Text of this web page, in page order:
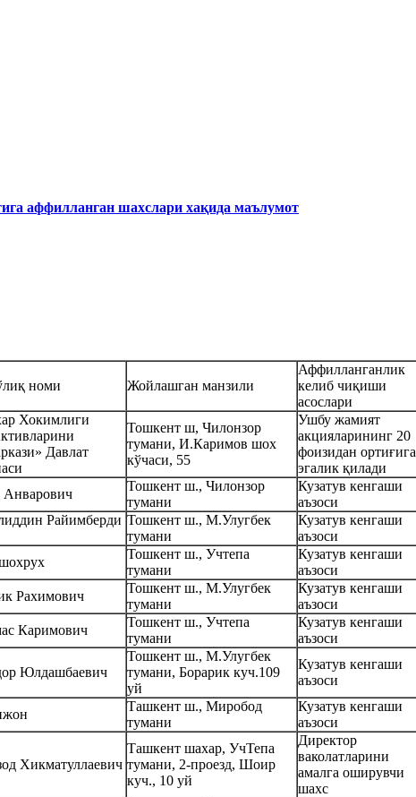
аффилланган шахслари хақида маълумот
номи Жойлашган манзили
Аффилланганлик
келиб чиқиши
асослари
Хокимлиги
Давлат
Тошкент ш, Чилонзор
тумани, И.Каримов шох
кўчаси, 55
Ушбу жамият
акцияларининг 20
фоизидан ортиғига
эгалик қилади
Анварович
Тошкент ш., Чилонзор
тумани
Кузатув кенгаши
аъзоси
Райимберди Тошкент ш., М.Улугбек
тумани
Кузатув кенгаши
аъзоси
Тошкент ш., Учтепа
тумани
Кузатув кенгаши
аъзоси
Рахимович
Тошкент ш., М.Улугбек
тумани
Кузатув кенгаши
аъзоси
Каримович
Тошкент ш., Учтепа
тумани
Кузатув кенгаши
аъзоси
Юлдашбаевич
Тошкент ш., М.Улугбек
тумани, Борарик куч.109
уй
Кузатув кенгаши
аъзоси
Ташкент ш., Миробод
тумани
Кузатув кенгаши
аъзоси
Хикматуллаевич
Ташкент шахар, УчТепа
тумани, 2-проезд, Шоир
куч., 10 уй
Директор
ваколатларини
амалга оширувчи
шахс